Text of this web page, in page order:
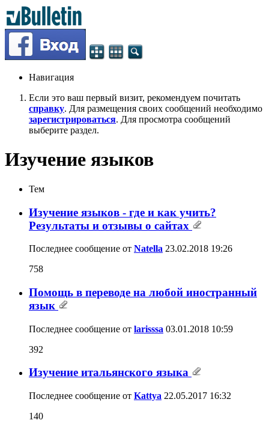
Навигация
Если это ваш первый визит, рекомендуем почитать
справку. Для размещения своих сообщений необходимо
зарегистрироваться. Для просмотра сообщений
выберите раздел.
Изучение языков
Тем
Изучение языков - где и как учить?
Результаты и отзывы о сайтах
Последнее сообщение от Natella 23.02.2018 19:26
758
Помощь в переводе на любой иностранный
язык
Последнее сообщение от larisssa 03.01.2018 10:59
392
Изучение итальянского языка
Последнее сообщение от Kattya 22.05.2017 16:32
140